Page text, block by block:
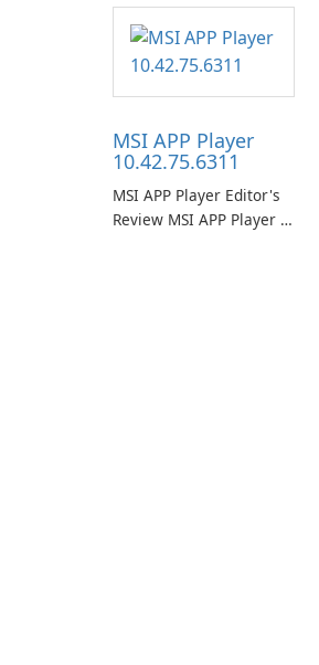
MSI APP Player
10.42.75.6311
MSI APP Player Editor's
Review MSI APP Player is